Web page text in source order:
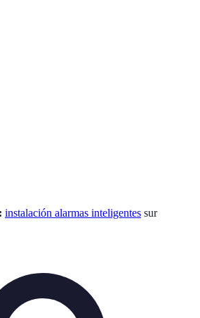
instalación alarmas inteligentes sur